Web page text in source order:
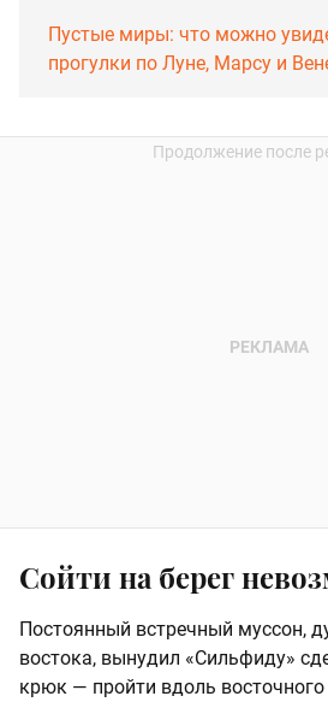
Пустые миры: что можно
прогулки по Луне, Марсу и
Сойти на берег
Постоянный встречный муссон,
востока, вынудил «Сильфиду»
крюк — пройти вдоль